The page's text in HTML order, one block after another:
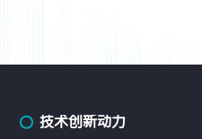
技术创新动力